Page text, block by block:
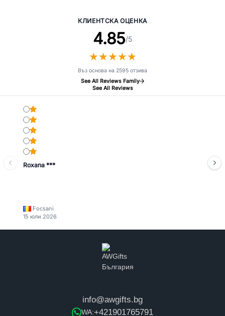
КЛИЕНТСКА ОЦЕНКА
4.85/5
★★★★★
★★★★★
Въз основа на 2595 отзива
See All Reviews Family
See All Reviews
Roxana ***
Focsani
15 юли 2026
info@awgifts.bg
WA:+421901765791